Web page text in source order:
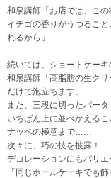
和泉講師「お店では、こ
イチゴの香りがうつるこ
れるから」
続いては、ショートケー
和泉講師「高脂肪の生ク
だけで泡立ちます」
また、三段に切ったパー
いちばん上に並べかえる
ナッペの極意まで……
次々に、巧の技を披露！
デコレーションにもバリエ
「同じホールケーキでも